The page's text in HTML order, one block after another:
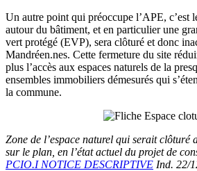
Un autre point qui préoccupe l’APE, c’est
autour du bâtiment, et en particulier une
vert protégé (EVP), sera clôturé et donc
Mandréen.nes. Cette fermeture du site
plus l’accès aux espaces naturels de la
ensembles immobiliers démesurés qui
la commune.
Zone de l’espace naturel qui serait clôturé
sur le plan, en l’état actuel du projet de
PCIO.I NOTICE DESCRIPTIVE Ind. 22/